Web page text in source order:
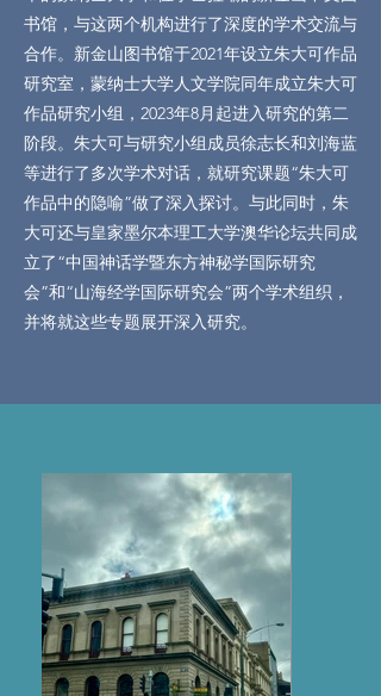
书馆，与这两个机构进行了深度的学术交流与
合作。新金山图书馆于2021年设立朱大可作品
研究室，蒙纳士大学人文学院同年成立朱大可
作品研究小组，2023年8月起进入研究的第二
阶段。朱大可与研究小组成员徐志长和刘海蓝
等进行了多次学术对话，就研究课题“朱大可
作品中的隐喻”做了深入探讨。与此同时，朱
大可还与皇家墨尔本理工大学澳华论坛共同成
立了“中国神话学暨东方神秘学国际研究
会”和“山海经学国际研究会”两个学术组织，
并将就这些专题展开深入研究。